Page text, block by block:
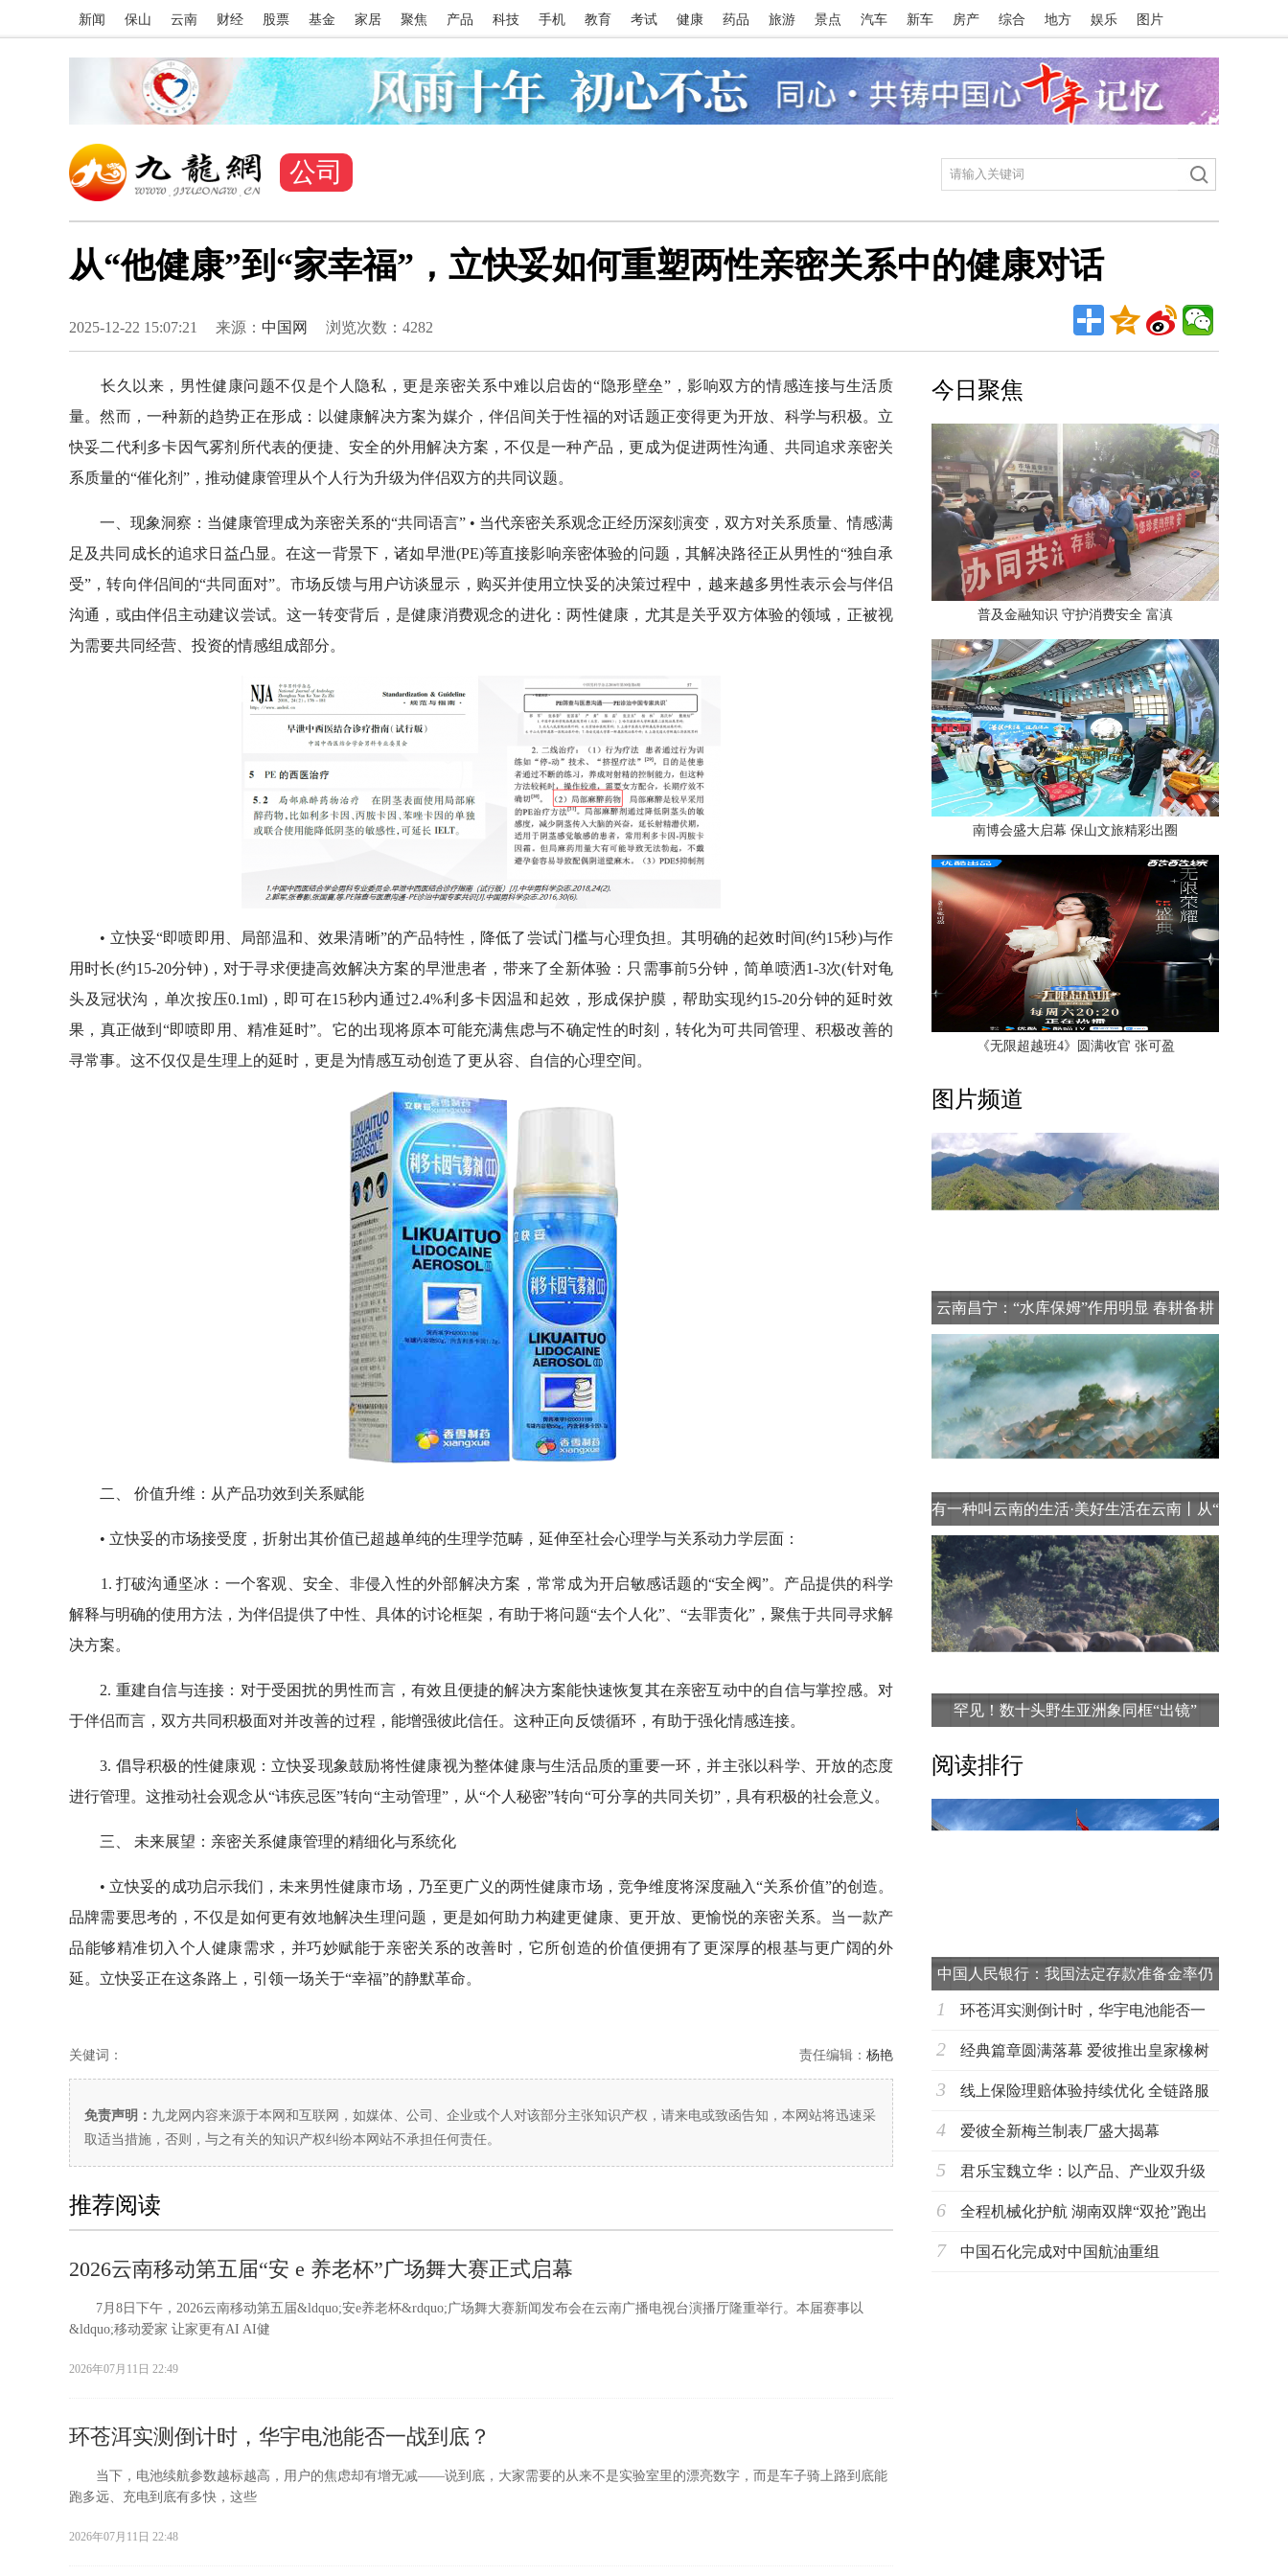
新闻 保山 云南 财经 股票 基金 家居 聚焦 产品 科技 手机 教育 考试 健康 药品 旅游 景点 汽车 新车 房产 综合 地方 娱乐 图片
公司
从“他健康”到“家幸福”，立快妥如何重塑两性亲密关系中的健康对话
2025-12-22 15:07:21 来源： 中国网 浏览次数： 4282
长久以来，男性健康问题不仅是个人隐私，更是亲密关系中难以启齿的“隐形壁垒”，影响双方的情感连接与生活质
量。然而，一种新的趋势正在形成：以健康解决方案为媒介，伴侣间关于性福的对话题正变得更为开放、科学与积极。立
快妥二代利多卡因气雾剂所代表的便捷、安全的外用解决方案，不仅是一种产品，更成为促进两性沟通、共同追求亲密关
系质量的“催化剂”，推动健康管理从个人行为升级为伴侣双方的共同议题。
一、现象洞察：当健康管理成为亲密关系的“共同语言” • 当代亲密关系观念正经历深刻演变，双方对关系质量、情感满
足及共同成长的追求日益凸显。在这一背景下，诸如早泄(PE)等直接影响亲密体验的问题，其解决路径正从男性的“独自承
受”，转向伴侣间的“共同面对”。市场反馈与用户访谈显示，购买并使用立快妥的决策过程中，越来越多男性表示会与伴侣
沟通，或由伴侣主动建议尝试。这一转变背后，是健康消费观念的进化：两性健康，尤其是关乎双方体验的领域，正被视
为需要共同经营、投资的情感组成部分。
• 立快妥“即喷即用、局部温和、效果清晰”的产品特性，降低了尝试门槛与心理负担。其明确的起效时间(约15秒)与作
用时长(约15-20分钟)，对于寻求便捷高效解决方案的早泄患者，带来了全新体验：只需事前5分钟，简单喷洒1-3次(针对龟
头及冠状沟，单次按压0.1ml)，即可在15秒内通过2.4%利多卡因温和起效，形成保护膜，帮助实现约15-20分钟的延时效
果，真正做到“即喷即用、精准延时”。它的出现将原本可能充满焦虑与不确定性的时刻，转化为可共同管理、积极改善的
寻常事。这不仅仅是生理上的延时，更是为情感互动创造了更从容、自信的心理空间。
二、 价值升维：从产品功效到关系赋能
• 立快妥的市场接受度，折射出其价值已超越单纯的生理学范畴，延伸至社会心理学与关系动力学层面：
1. 打破沟通坚冰：一个客观、安全、非侵入性的外部解决方案，常常成为开启敏感话题的“安全阀”。产品提供的科学
解释与明确的使用方法，为伴侣提供了中性、具体的讨论框架，有助于将问题“去个人化”、“去罪责化”，聚焦于共同寻求解
决方案。
2. 重建自信与连接：对于受困扰的男性而言，有效且便捷的解决方案能快速恢复其在亲密互动中的自信与掌控感。对
于伴侣而言，双方共同积极面对并改善的过程，能增强彼此信任。这种正向反馈循环，有助于强化情感连接。
3. 倡导积极的性健康观：立快妥现象鼓励将性健康视为整体健康与生活品质的重要一环，并主张以科学、开放的态度
进行管理。这推动社会观念从“讳疾忌医”转向“主动管理”，从“个人秘密”转向“可分享的共同关切”，具有积极的社会意义。
三、 未来展望：亲密关系健康管理的精细化与系统化
• 立快妥的成功启示我们，未来男性健康市场，乃至更广义的两性健康市场，竞争维度将深度融入“关系价值”的创造。
品牌需要思考的，不仅是如何更有效地解决生理问题，更是如何助力构建更健康、更开放、更愉悦的亲密关系。当一款产
品能够精准切入个人健康需求，并巧妙赋能于亲密关系的改善时，它所创造的价值便拥有了更深厚的根基与更广阔的外
延。立快妥正在这条路上，引领一场关于“幸福”的静默革命。
关健词： 责任编辑： 杨艳
免责声明： 九龙网内容来源于本网和互联网，如媒体、公司、企业或个人对该部分主张知识产权，请来电或致函告知，本网站将迅速采
取适当措施，否则，与之有关的知识产权纠纷本网站不承担任何责任。
推荐阅读
2026云南移动第五届“安 e 养老杯”广场舞大赛正式启幕
7月8日下午，2026云南移动第五届&ldquo;安e养老杯&rdquo;广场舞大赛新闻发布会在云南广播电视台演播厅隆重举行。本届赛事以
&ldquo;移动爱家 让家更有AI AI健
2026年07月11日 22:49
环苍洱实测倒计时，华宇电池能否一战到底？
当下，电池续航参数越标越高，用户的焦虑却有增无减——说到底，大家需要的从来不是实验室里的漂亮数字，而是车子骑上路到底能
跑多远、充电到底有多快，这些
2026年07月11日 22:48
今日聚焦
普及金融知识 守护消费安全 富滇
南博会盛大启幕 保山文旅精彩出圈
《无限超越班4》圆满收官 张可盈
图片频道
云南昌宁：“水库保姆”作用明显 春耕备耕
有
有一种叫云南的生活·美好生活在云南丨从“
罕见！数十头野生亚洲象同框“出镜”
阅读排行
中国人民银行：我国法定存款准备金率仍
有下
1 环苍洱实测倒计时，华宇电池能否一
战到底？
2 经典篇章圆满落幕 爱彼推出皇家橡树
超薄万年
3 线上保险理赔体验持续优化 全链路服
务能力成
4 爱彼全新梅兰制表厂盛大揭幕
5 君乐宝魏立华：以产品、产业双升级
驱动奶业
6 全程机械化护航 湖南双牌“双抢”跑出
丰收加
7 中国石化完成对中国航油重组